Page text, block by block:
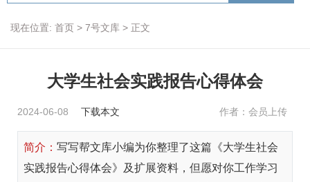
现在位置: 首页 > 7号文库 > 正文
大学生社会实践报告心得体会
2024-06-08 下载本文 作者：会员上传
简介： 写写帮文库小编为你整理了这篇《大学生社会
实践报告心得体会》及扩展资料，但愿对你工作学习